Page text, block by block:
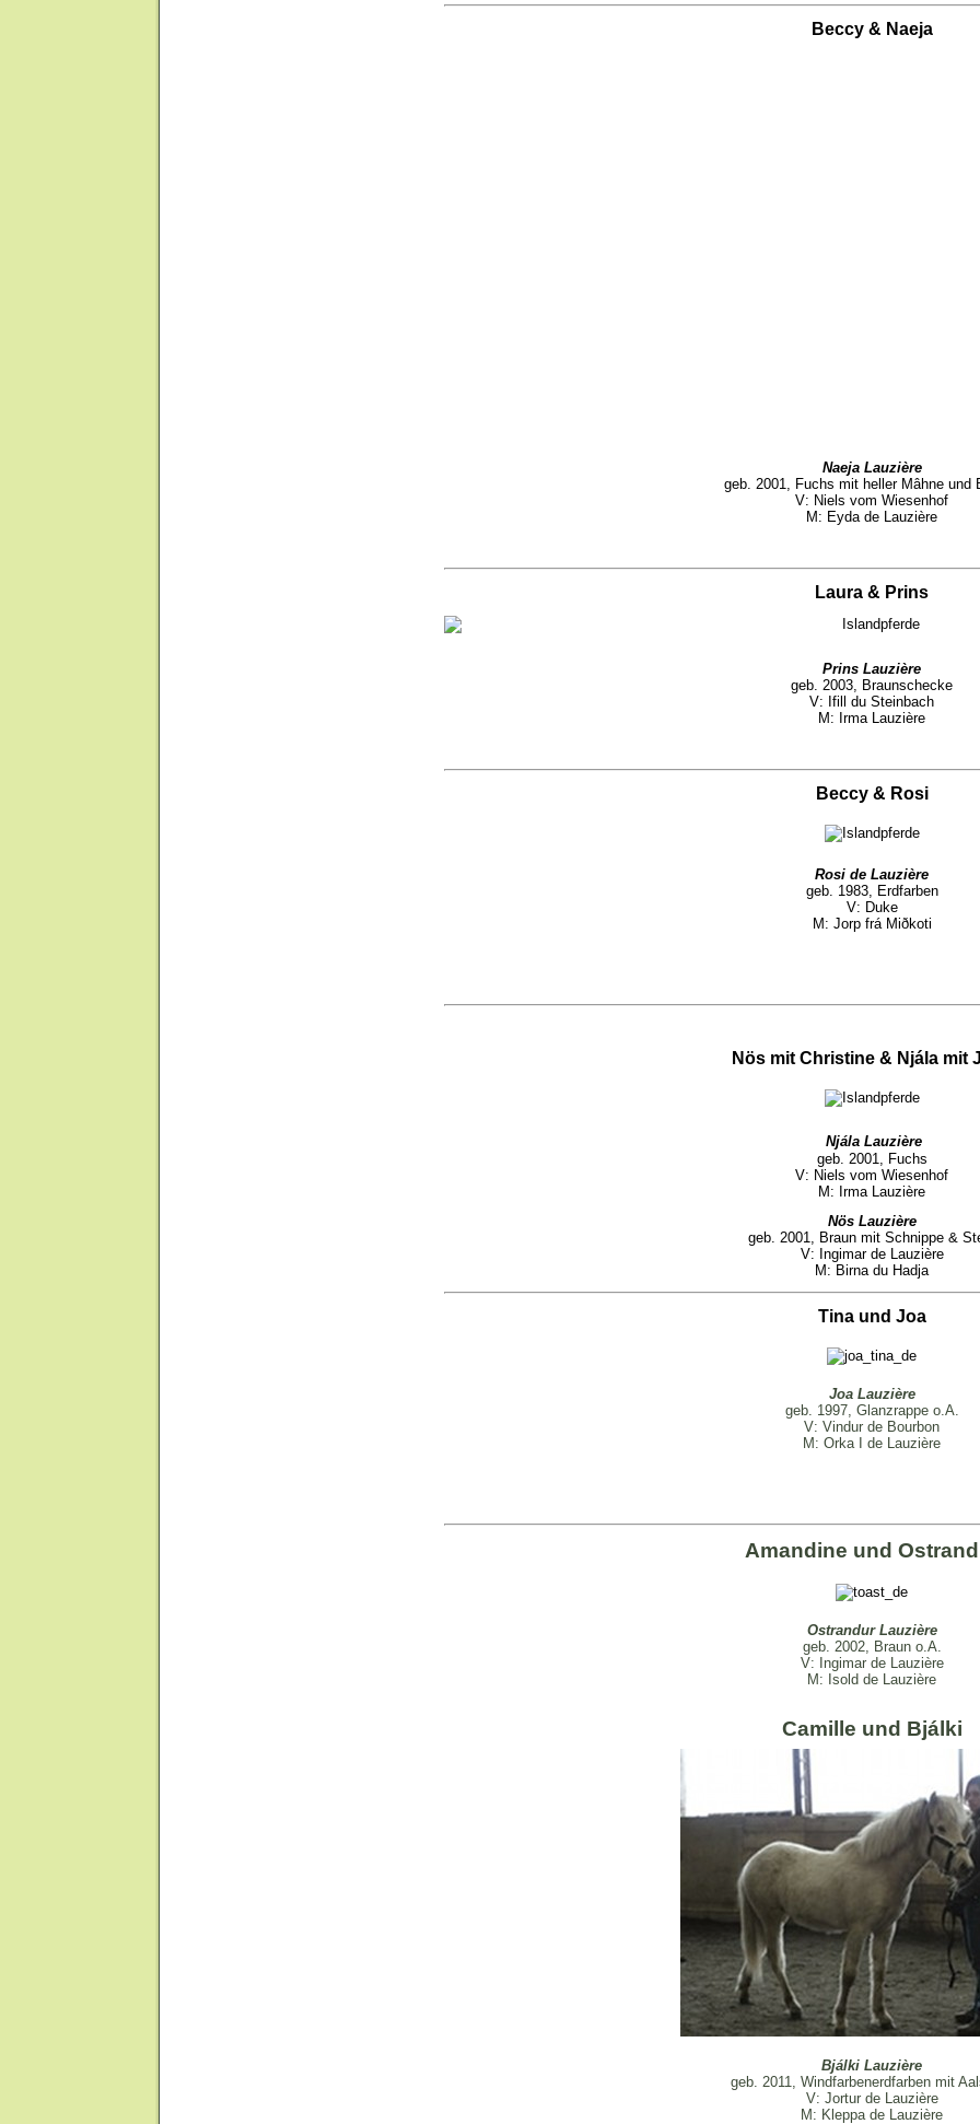
Beccy & Naeja
Naeja Lauzière
geb. 2001, Fuchs mit heller Mâhne und
V: Niels vom Wiesenhof
M: Eyda de Lauzière
Laura & Prins
Prins Lauzière
geb. 2003, Braunschecke
V: Ifill du Steinbach
M: Irma Lauzière
Beccy & Rosi
Rosi de Lauzière
geb. 1983, Erdfarben
V: Duke
M: Jorp frá Miðkoti
Nös mit Christine & Njála mit
Njála Lauzière
geb. 2001, Fuchs
V: Niels vom Wiesenhof
M: Irma Lauzière
Nös Lauzière
geb. 2001, Braun mit Schnippe &
V: Ingimar de Lauzière
M: Birna du Hadja
Tina und Joa
Joa Lauzière
geb. 1997, Glanzrappe o.A.
V: Vindur de Bourbon
M: Orka I de Lauzière
Amandine und
Ostrandur Lauzière
geb. 2002, Braun o.A.
V: Ingimar de Lauzière
M: Isold de Lauzière
Camille und Bjálki
Bjálki Lauzière
geb. 2011, Windfarbenerdfarben mit
V: Jortur de Lauzière
M: Kleppa de Lauzière